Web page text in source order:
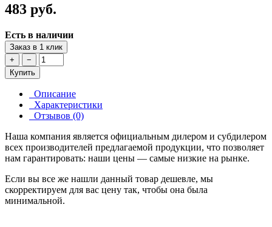
483 руб.
Есть в наличии
Заказ в 1 клик
+
−
Купить
Описание
Характеристики
Отзывов (0)
Наша компания является официальным дилером и субдилером
всех производителей предлагаемой продукции, что позволяет
нам гарантировать: наши цены — самые низкие на рынке.
Если вы все же нашли данный товар дешевле, мы
скорректируем для вас цену так, чтобы она была
минимальной.